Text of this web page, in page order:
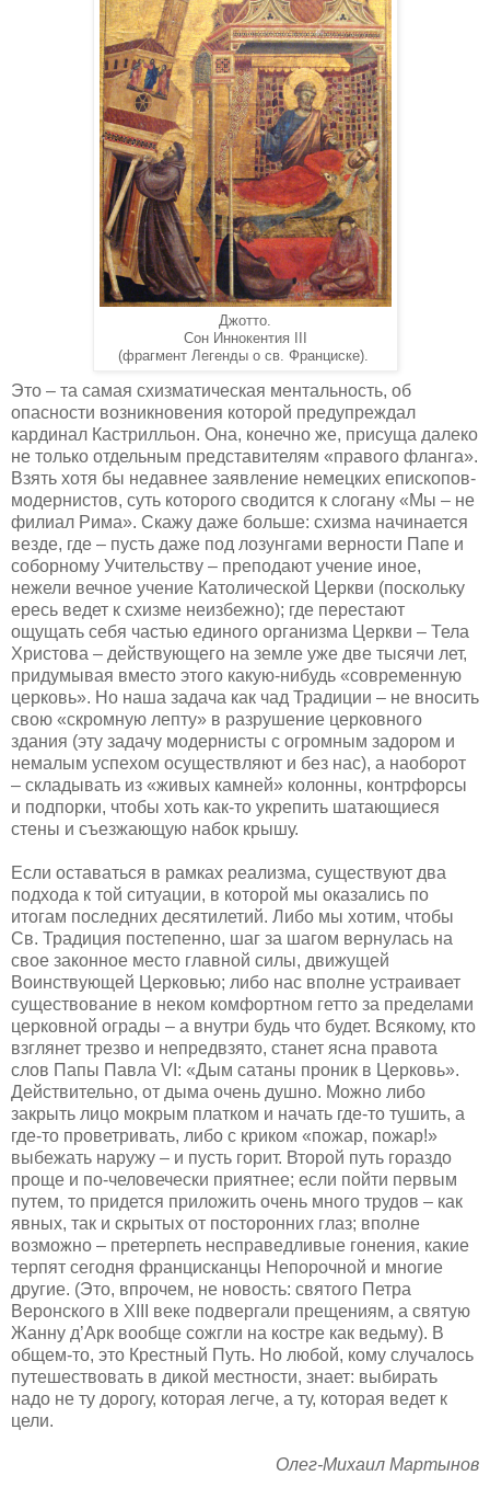
Джотто.
Сон Иннокентия III
(фрагмент Легенды о св. Франциске).
Это – та самая схизматическая ментальность, об
опасности возникновения которой предупреждал
кардинал Кастрилльон. Она, конечно же, присуща далеко
не только отдельным представителям «правого фланга».
Взять хотя бы недавнее заявление немецких епископов-
модернистов, суть которого сводится к слогану «Мы – не
филиал Рима». Скажу даже больше: схизма начинается
везде, где – пусть даже под лозунгами верности Папе и
соборному Учительству – преподают учение иное,
нежели вечное учение Католической Церкви (поскольку
ересь ведет к схизме неизбежно); где перестают
ощущать себя частью единого организма Церкви – Тела
Христова – действующего на земле уже две тысячи лет,
придумывая вместо этого какую-нибудь «современную
церковь». Но наша задача как чад Традиции – не вносить
свою «скромную лепту» в разрушение церковного
здания (эту задачу модернисты с огромным задором и
немалым успехом осуществляют и без нас), а наоборот
– складывать из «живых камней» колонны, контрфорсы
и подпорки, чтобы хоть как-то укрепить шатающиеся
стены и съезжающую набок крышу.
Если оставаться в рамках реализма, существуют два
подхода к той ситуации, в которой мы оказались по
итогам последних десятилетий. Либо мы хотим, чтобы
Св. Традиция постепенно, шаг за шагом вернулась на
свое законное место главной силы, движущей
Воинствующей Церковью; либо нас вполне устраивает
существование в неком комфортном гетто за пределами
церковной ограды – а внутри будь что будет. Всякому, кто
взглянет трезво и непредвзято, станет ясна правота
слов Папы Павла VI: «Дым сатаны проник в Церковь».
Действительно, от дыма очень душно. Можно либо
закрыть лицо мокрым платком и начать где-то тушить, а
где-то проветривать, либо с криком «пожар, пожар!»
выбежать наружу – и пусть горит. Второй путь гораздо
проще и по-человечески приятнее; если пойти первым
путем, то придется приложить очень много трудов – как
явных, так и скрытых от посторонних глаз; вполне
возможно – претерпеть несправедливые гонения, какие
терпят сегодня францисканцы Непорочной и многие
другие. (Это, впрочем, не новость: святого Петра
Веронского в XIII веке подвергали прещениям, а святую
Жанну д’Арк вообще сожгли на костре как ведьму). В
общем-то, это Крестный Путь. Но любой, кому случалось
путешествовать в дикой местности, знает: выбирать
надо не ту дорогу, которая легче, а ту, которая ведет к
цели.
Олег-Михаил Мартынов